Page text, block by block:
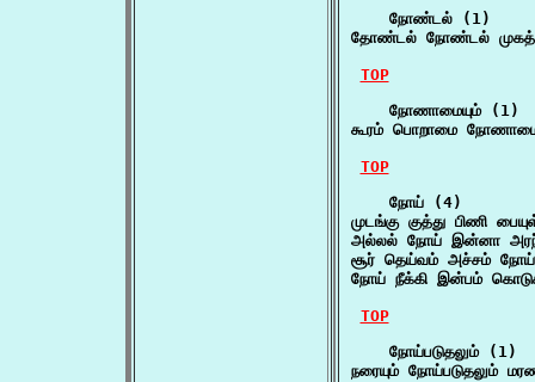
    நோண்டல் (1)
தோண்டல் நோண்டல்
TOP
    நோணாமையும் (1)
கூரம் பொறாமை
TOP
    நோய் (4)
முடங்கு குத்து பிணி
அல்லல் நோய் இன்னா
சூர் தெய்வம் அச்சம்
நோய் நீக்கி இன்பம்
TOP
    நோய்படுதலும் (1)
நரையும் நோய்படுதலும்